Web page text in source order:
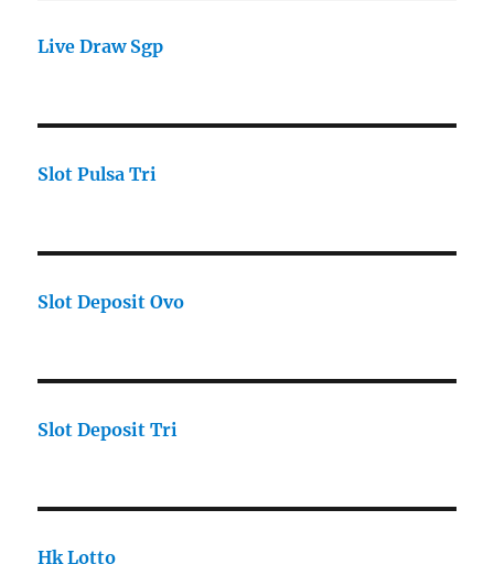
Live Draw Sgp
Slot Pulsa Tri
Slot Deposit Ovo
Slot Deposit Tri
Hk Lotto